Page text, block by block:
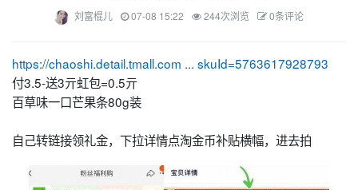
刘富棍儿 07-08 15:22 244次浏览 0条评论
https://chaoshi.detail.tmall.com ... skuId=5763617928793
付3.5-送3亓虹包=0.5亓
百草味一口芒果条80g装
自己转链接领礼金，下拉详情点淘金币补贴横幅，进去拍